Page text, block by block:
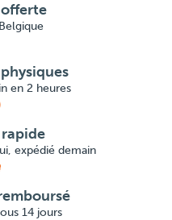
en 2 heures
expédié demain
14 jours